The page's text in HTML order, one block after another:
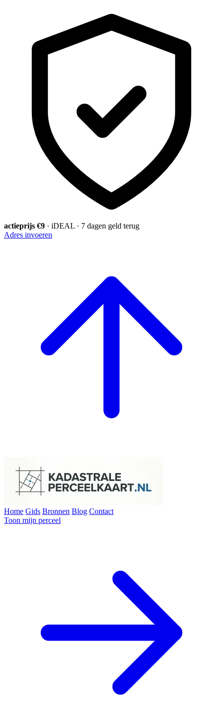
actieprijs €9 · iDEAL · 7 dagen geld terug
Adres invoeren
Home Gids Bronnen Blog Contact
Toon mijn perceel